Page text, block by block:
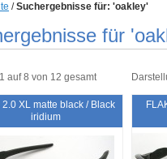
/Suchergebnisse für: 'oakley'
für
auf 8 von 12 gesamt
2.0 XL matte black / Black
iridium